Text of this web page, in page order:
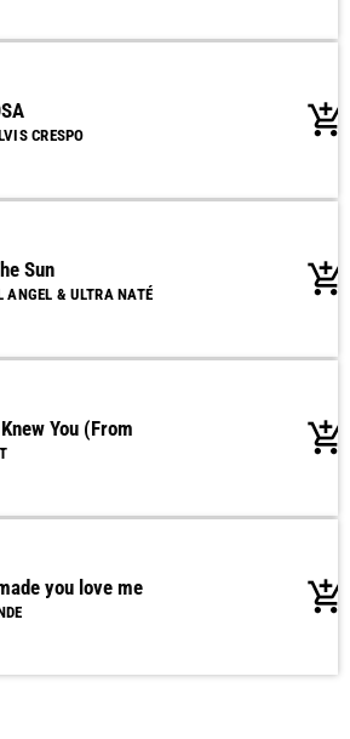
CRESPO add_shopping_cart
Sun
ANGEL & ULTRA NATÉ add_shopping_cart
You (From add_shopping_cart
you love me add_shopping_cart